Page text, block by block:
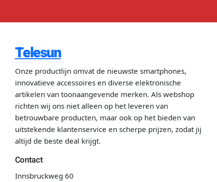
Telesun
Onze productlijn omvat de nieuwste smartphones,
innovatieve accessoires en diverse elektronische
artikelen van toonaangevende merken. Als webshop
richten wij ons niet alleen op het leveren van
betrouwbare producten, maar ook op het bieden van
uitstekende klantenservice en scherpe prijzen, zodat jij
altijd de beste deal krijgt.
Contact
Innsbruckweg 60